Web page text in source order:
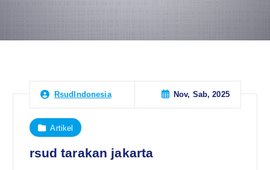
RsudIndonesia Nov, Sab, 2025
Artikel
rsud tarakan jakarta